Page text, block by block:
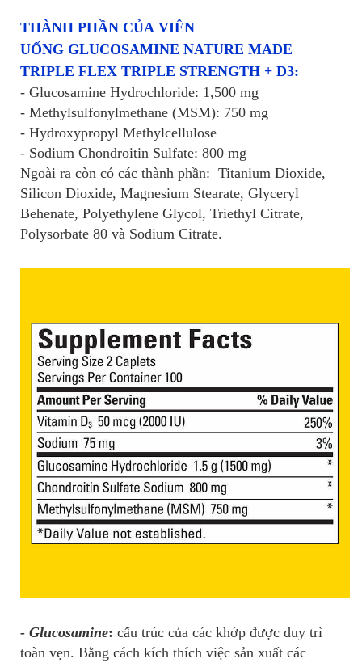
THÀNH PHẦN CỦA VIÊN
UỐNG GLUCOSAMINE NATURE MADE
TRIPLE FLEX TRIPLE STRENGTH + D3:
- Glucosamine Hydrochloride: 1,500 mg
- Methylsulfonylmethane (MSM): 750 mg
- Hydroxypropyl Methylcellulose
- Sodium Chondroitin Sulfate: 800 mg
Ngoài ra còn có các thành phần: Titanium Dioxide,
Silicon Dioxide, Magnesium Stearate, Glyceryl
Behenate, Polyethylene Glycol, Triethyl Citrate,
Polysorbate 80 và Sodium Citrate.
- Glucosamine: cấu trúc của các khớp được duy trì
toàn vẹn. Bằng cách kích thích việc sản xuất các